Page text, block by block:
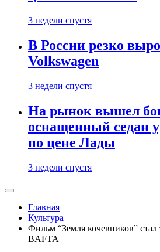
3 недели спустя
В России резко
Volkswagen
3 недели спустя
На рынок вышел
оснащенный седан
по цене Лады
3 недели спустя
Главная
Культура
Фильм “Земля кочевников”
BAFTA